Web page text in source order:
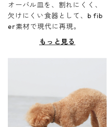
オーバル皿を、割れにくく、
欠けにくい食器として、b fib
er素材で現代に再現。
もっと見る